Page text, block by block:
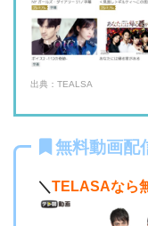
出典：TEALSA
無料動画配
＼ TELASAなら